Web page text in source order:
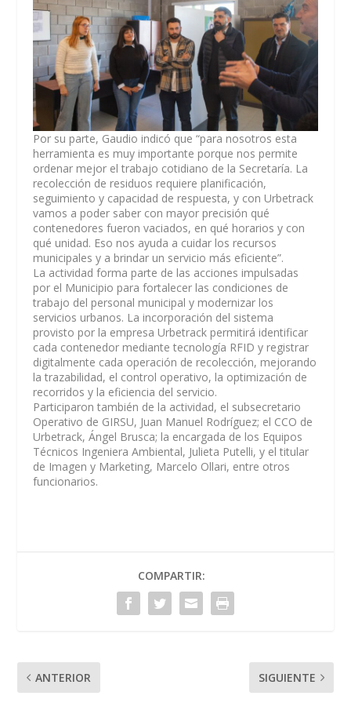
Por su parte, Gaudio indicó que “para nosotros esta
herramienta es muy importante porque nos permite
ordenar mejor el trabajo cotidiano de la Secretaría. La
recolección de residuos requiere planificación,
seguimiento y capacidad de respuesta, y con Urbetrack
vamos a poder saber con mayor precisión qué
contenedores fueron vaciados, en qué horarios y con
qué unidad. Eso nos ayuda a cuidar los recursos
municipales y a brindar un servicio más eficiente”.
La actividad forma parte de las acciones impulsadas
por el Municipio para fortalecer las condiciones de
trabajo del personal municipal y modernizar los
servicios urbanos. La incorporación del sistema
provisto por la empresa Urbetrack permitirá identificar
cada contenedor mediante tecnología RFID y registrar
digitalmente cada operación de recolección, mejorando
la trazabilidad, el control operativo, la optimización de
recorridos y la eficiencia del servicio.
Participaron también de la actividad, el subsecretario
Operativo de GIRSU, Juan Manuel Rodríguez; el CCO de
Urbetrack, Ángel Brusca; la encargada de los Equipos
Técnicos Ingeniera Ambiental, Julieta Putelli, y el titular
de Imagen y Marketing, Marcelo Ollari, entre otros
funcionarios.
COMPARTIR:
ANTERIOR SIGUIENTE